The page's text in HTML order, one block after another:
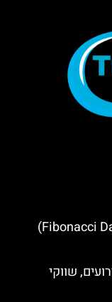
23.11 – יום פיבונאצ’י הבינלאומי (Fibonacci Day)
שווקי